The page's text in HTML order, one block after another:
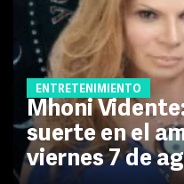
ENTRETENIMIENTO
Mhoni
suerte en el
viernes 7 de